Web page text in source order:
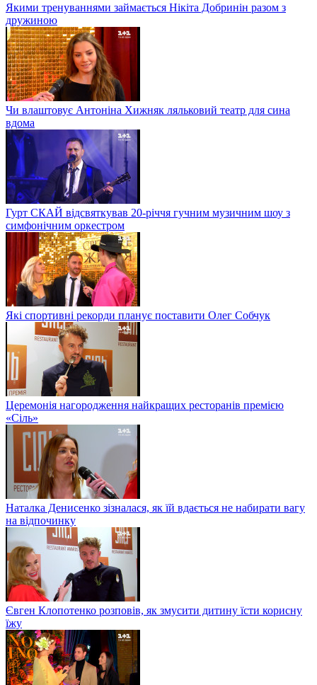
Якими тренуваннями займається Нікіта Добринін разом з
дружиною
Чи влаштовує Антоніна Хижняк ляльковий театр для сина
вдома
Гурт СКАЙ відсвяткував 20-річчя гучним музичним шоу з
симфонічним оркестром
Які спортивні рекорди планує поставити Олег Собчук
Церемонія нагородження найкращих ресторанів премією
«Сіль»
Наталка Денисенко зізналася, як їй вдається не набирати вагу
на відпочинку
Євген Клопотенко розповів, як змусити дитину їсти корисну
їжу